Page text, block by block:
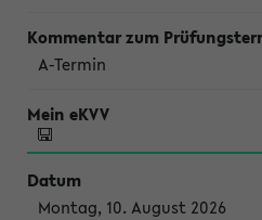
A-Termin
Montag, 10. August 2026